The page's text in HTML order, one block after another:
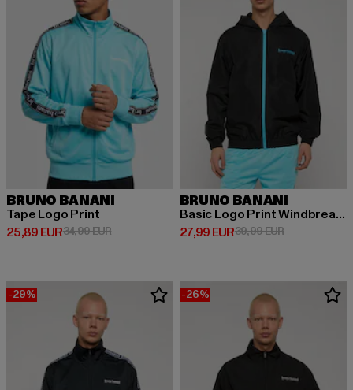
BRUNO BANANI
Tape Logo Print
25,89 EUR
Prix courant: 25,89 EUR
34,99 EURPrix en promotion: 34,99 EUR
BRUNO BANANI
Basic Logo Print Windbreaker
27,99 EUR
Prix courant: 27,99 EUR
39,99 EURPrix en
-29% -26%